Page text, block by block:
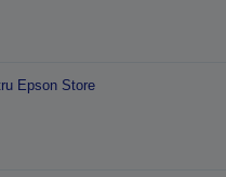
Epson Store